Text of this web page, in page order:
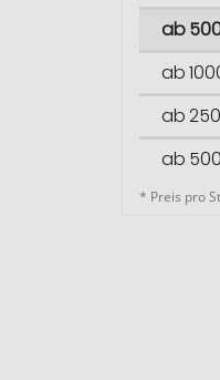
ab
ab
ab
ab
* Preis pro